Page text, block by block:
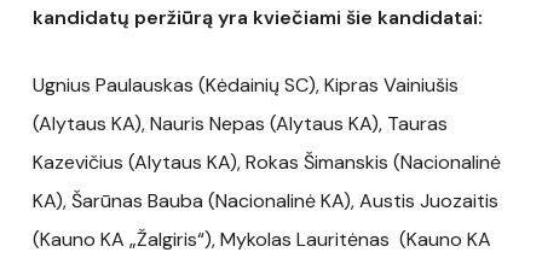
kandidatų peržiūrą yra kviečiami šie kandidatai:
Ugnius Paulauskas (Kėdainių SC), Kipras Vainiušis
(Alytaus KA), Nauris Nepas (Alytaus KA), Tauras
Kazevičius (Alytaus KA), Rokas Šimanskis (Nacionalinė
KA), Šarūnas Bauba (Nacionalinė KA), Austis Juozaitis
(Kauno KA „Žalgiris“), Mykolas Lauritėnas (Kauno KA